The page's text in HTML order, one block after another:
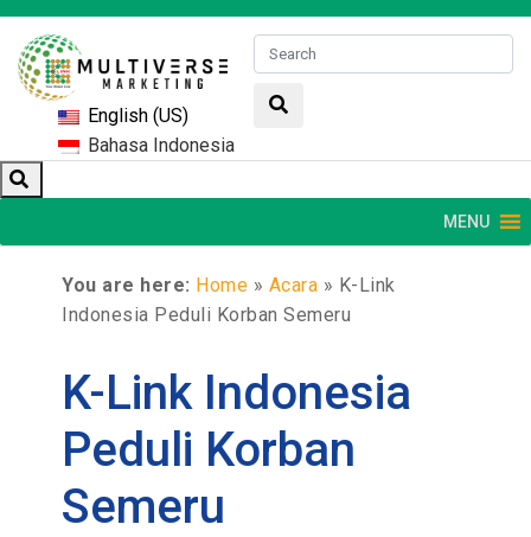
English (US)
Bahasa Indonesia
MENU
You are here: Home » Acara » K-Link
Indonesia Peduli Korban Semeru
K-Link Indonesia
Peduli Korban
Semeru